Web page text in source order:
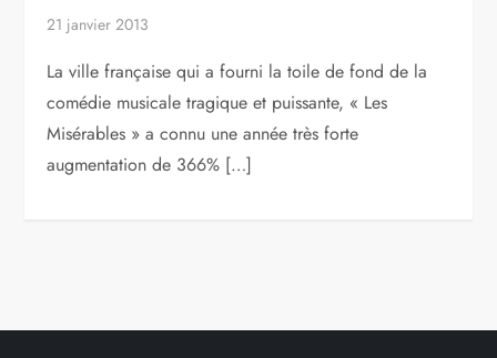
21 janvier 2013
La ville française qui a fourni la toile de fond de la
comédie musicale tragique et puissante, « Les
Misérables » a connu une année très forte
augmentation de 366% […]